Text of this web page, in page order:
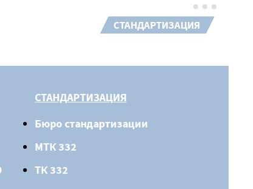
СТАНДАРТИЗАЦИЯ
СТАНДАРТИЗАЦИЯ
Бюро стандартизации
МТК 332
ТК 332